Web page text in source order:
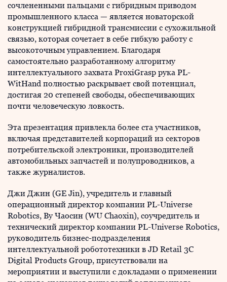
сочлененными пальцами с гибридным приводом
промышленного класса — является новаторской
конструкцией гибридной трансмиссии с сухожильной
связью, которая сочетает в себе гибкую работу с
высокоточным управлением. Благодаря
самостоятельно разработанному алгоритму
интеллектуального захвата ProxiGrasp рука PL-
WitHand полностью раскрывает свой потенциал,
достигая 20 степеней свободы, обеспечивающих
почти человеческую ловкость.
Эта презентация привлекла более ста участников,
включая представителей корпораций из секторов
потребительской электроники, производителей
автомобильных запчастей и полупроводников, а
также журналистов.
Джи Джин (GE Jin), учредитель и главный
операционный директор компании PL-Universe
Robotics, Ву Чаосин (WU Chaoxin), соучредитель и
технический директор компании PL-Universe Robotics,
руководитель бизнес-подразделения
интеллектуальной робототехники в JD Retail 3C
Digital Products Group, присутствовали на
мероприятии и выступили с докладами о применении